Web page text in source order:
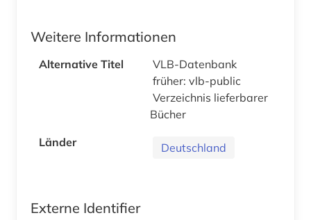
Weitere Informationen
Alternative Titel
VLB-Datenbank
früher: vlb-public
Verzeichnis lieferbarer
Bücher
Länder
Deutschland
Externe Identifier